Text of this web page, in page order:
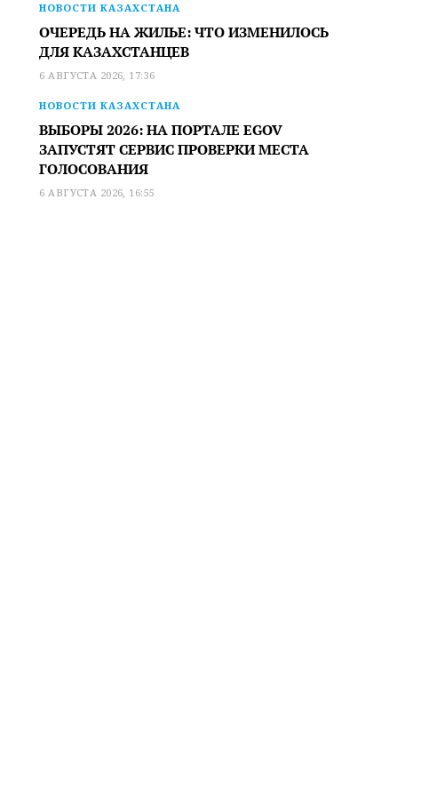
НОВОСТИ КАЗАХСТАНА
ОЧЕРЕДЬ НА ЖИЛЬЕ: ЧТО ИЗМЕНИЛОСЬ
ДЛЯ КАЗАХСТАНЦЕВ
6 АВГУСТА 2026, 17:36
НОВОСТИ КАЗАХСТАНА
ВЫБОРЫ 2026: НА ПОРТАЛЕ EGOV
ЗАПУСТЯТ СЕРВИС ПРОВЕРКИ МЕСТА
ГОЛОСОВАНИЯ
6 АВГУСТА 2026, 16:55